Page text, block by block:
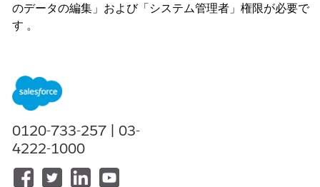
のデータの編集」および「システム管理者」権限が必要で
す 。
前提条件
ユーザーは、本番組織または Sandbox 環境でパッ
ケージをインストールするために、[すべてのデータ
の編集] および [システム管理者] の権限を持ってい
る必要があります
0120-733-257 | 03-
4222-1000